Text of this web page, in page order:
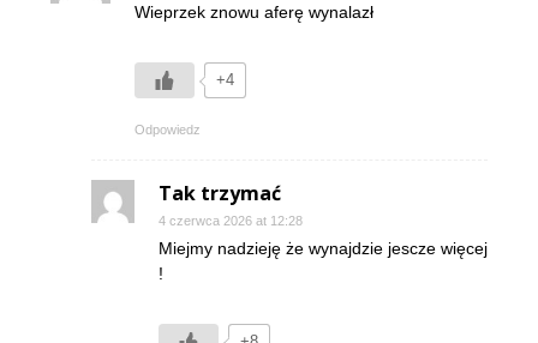
Wieprzek znowu aferę wynalazł
+4
Odpowiedz
Tak trzymać
4 czerwca 2026 at 12:28
Miejmy nadzieję że wynajdzie jescze więcej
!